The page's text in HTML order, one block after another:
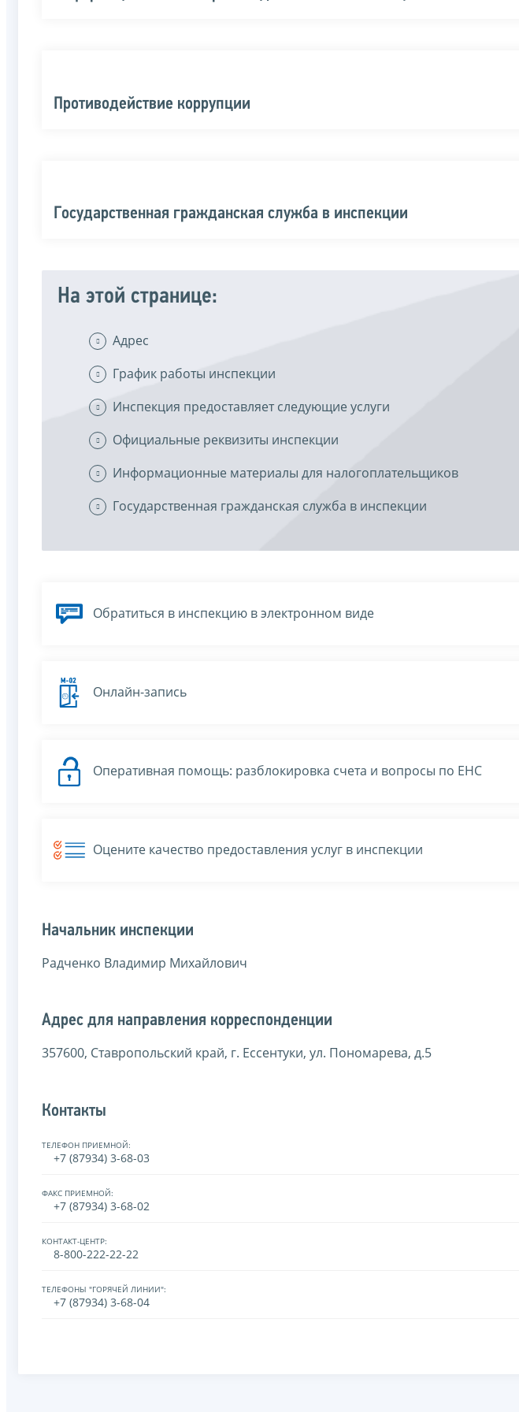
Противодействие коррупции
Государственная гражданская служба в инспекции
На этой странице:
Адрес
График работы инспекции
Инспекция предоставляет следующие услуги
Официальные реквизиты инспекции
Информационные материалы для налогоплательщиков
Государственная гражданская служба в инспекции
Обратиться в инспекцию в электронном виде
Онлайн-запись
Оперативная помощь: разблокировка счета и вопросы по ЕНС
Оцените качество предоставления услуг в инспекции
Начальник инспекции
Радченко Владимир Михайлович
Адрес для направления корреспонденции
357600, Ставропольский край, г. Ессентуки, ул. Пономарева, д.5
Контакты
ТЕЛЕФОН ПРИЕМНОЙ:
+7 (87934) 3-68-03
ФАКС ПРИЕМНОЙ:
+7 (87934) 3-68-02
КОНТАКТ-ЦЕНТР:
8-800-222-22-22
ТЕЛЕФОНЫ "ГОРЯЧЕЙ ЛИНИИ":
+7 (87934) 3-68-04